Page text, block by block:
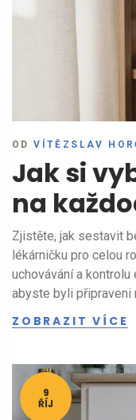
ODVÍTĚZSLAV
Jak si
na
Zjistěte, jak sestavit
lékárničku pro celou
uchovávání a
abyste byli připraveni
ZOBRAZIT VÍCE
9
ŘÍJ